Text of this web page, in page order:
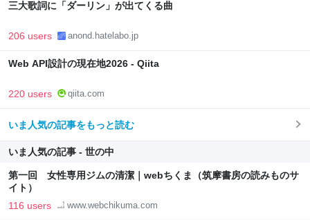
三大歌詞に「ダーリン」が出てくる曲
206 users anond.hatelabo.jp
Web API設計の現在地2026 - Qiita
220 users qiita.com
いま人気の記事をもっと読む
いま人気の記事 - 世の中
第一回 女性専用ジムの清潔｜webちくま（筑摩書房の読みものサ
イト）
116 users www.webchikuma.com